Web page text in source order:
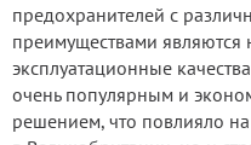
предохранителей с
преимуществами
эксплуатационные
очень популярным и
решением, что повлияло